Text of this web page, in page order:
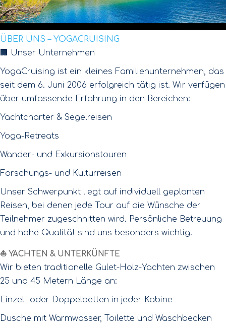
ÜBER UNS – YOGACRUISING
🏢 Unser Unternehmen
YogaCruising ist ein kleines Familienunternehmen, das
seit dem 6. Juni 2006 erfolgreich tätig ist. Wir verfügen
über umfassende Erfahrung in den Bereichen:
Yachtcharter & Segelreisen
Yoga-Retreats
Wander- und Exkursionstouren
Forschungs- und Kulturreisen
Unser Schwerpunkt liegt auf individuell geplanten
Reisen, bei denen jede Tour auf die Wünsche der
Teilnehmer zugeschnitten wird. Persönliche Betreuung
und hohe Qualität sind uns besonders wichtig.
⛵ YACHTEN & UNTERKÜNFTE
Wir bieten traditionelle Gulet-Holz-Yachten zwischen
25 und 45 Metern Länge an:
Einzel- oder Doppelbetten in jeder Kabine
Dusche mit Warmwasser, Toilette und Waschbecken